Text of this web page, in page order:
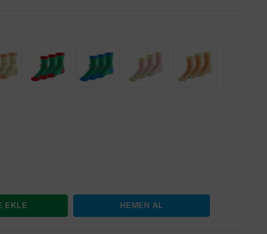
Tükendi Tükendi